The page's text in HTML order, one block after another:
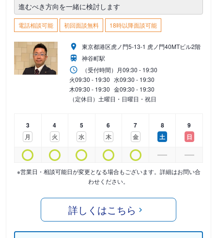
進むべき方向を一緒に検討します
電話相談可能 初回面談無料 18時以降面談可能
東京都港区虎ノ門5-13-1 虎ノ門40MTビル2階
神谷町駅
（受付時間） 月09:30 - 19:30
火09:30 - 19:30 水09:30 - 19:30
木09:30 - 19:30 金09:30 - 19:30
（定休日）土曜日・日曜日・祝日
3
月
4
火
5
水
6
木
7
金
8
土
9
日
※営業日・相談可能日が変更となる場合もございます。詳細はお問い合
わせください。
詳しくはこちら